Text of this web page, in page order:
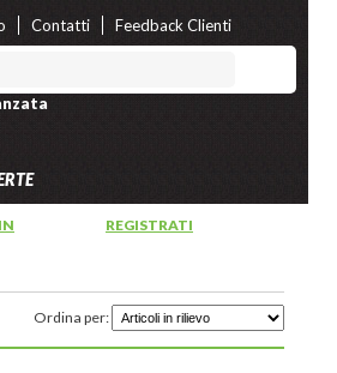
Contatti
Feedback Clienti
REGISTRATI
Ordina per: